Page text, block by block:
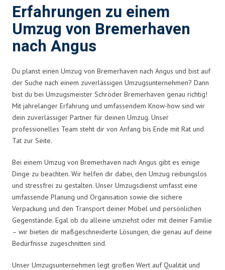
Erfahrungen zu einem
Umzug von Bremerhaven
nach Angus
Du planst einen Umzug von Bremerhaven nach Angus und bist auf
der Suche nach einem zuverlässigen Umzugsunternehmen? Dann
bist du bei Umzugsmeister Schröder Bremerhaven genau richtig!
Mit jahrelanger Erfahrung und umfassendem Know-how sind wir
dein zuverlässiger Partner für deinen Umzug. Unser
professionelles Team steht dir von Anfang bis Ende mit Rat und
Tat zur Seite.
Bei einem Umzug von Bremerhaven nach Angus gibt es einige
Dinge zu beachten. Wir helfen dir dabei, den Umzug reibungslos
und stressfrei zu gestalten. Unser Umzugsdienst umfasst eine
umfassende Planung und Organisation sowie die sichere
Verpackung und den Transport deiner Möbel und persönlichen
Gegenstände. Egal ob du alleine umziehst oder mit deiner Familie
– wir bieten dir maßgeschneiderte Lösungen, die genau auf deine
Bedürfnisse zugeschnitten sind.
Unser Umzugsunternehmen legt großen Wert auf Qualität und